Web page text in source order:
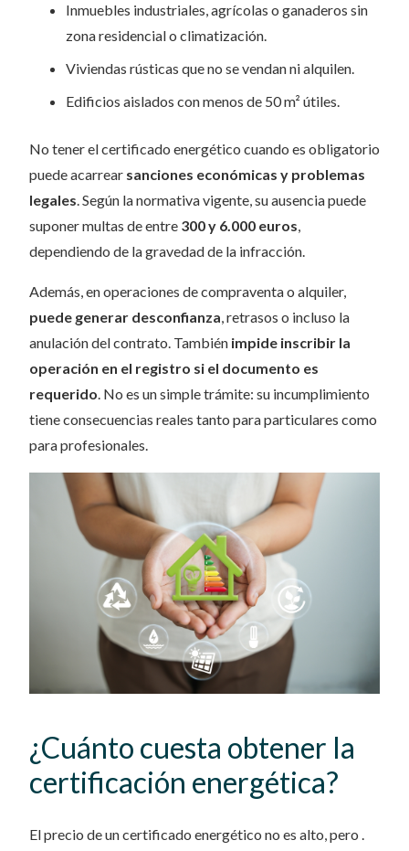
Inmuebles industriales, agrícolas o ganaderos sin
zona residencial o climatización.
Viviendas rústicas que no se vendan ni alquilen.
Edificios aislados con menos de 50 m² útiles.
No tener el certificado energético cuando es obligatorio
puede acarrear sanciones económicas y problemas
legales. Según la normativa vigente, su ausencia puede
suponer multas de entre 300 y 6.000 euros,
dependiendo de la gravedad de la infracción.
Además, en operaciones de compraventa o alquiler,
puede generar desconfianza, retrasos o incluso la
anulación del contrato. También impide inscribir la
operación en el registro si el documento es
requerido. No es un simple trámite: su incumplimiento
tiene consecuencias reales tanto para particulares como
para profesionales.
¿Cuánto cuesta obtener la
certificación energética?
El precio de un certificado energético no es alto, pero .